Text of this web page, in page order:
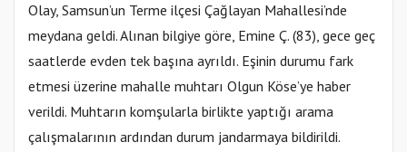
Olay, Samsun’un Terme ilçesi Çağlayan Mahallesi’nde
meydana geldi. Alınan bilgiye göre, Emine Ç. (83), gece geç
saatlerde evden tek başına ayrıldı. Eşinin durumu fark
etmesi üzerine mahalle muhtarı Olgun Köse’ye haber
verildi. Muhtarın komşularla birlikte yaptığı arama
çalışmalarının ardından durum jandarmaya bildirildi.